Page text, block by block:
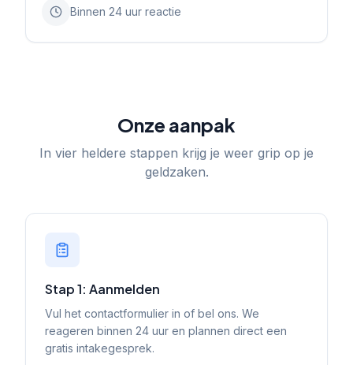
Binnen 24 uur reactie
Onze aanpak
In vier heldere stappen krijg je weer grip op je
geldzaken.
Stap 1: Aanmelden
Vul het contactformulier in of bel ons. We
reageren binnen 24 uur en plannen direct een
gratis intakegesprek.